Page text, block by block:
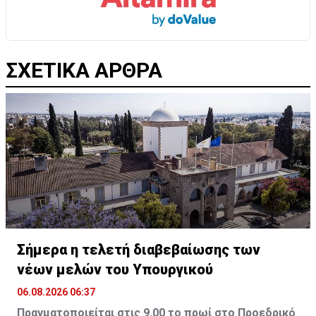
ΣΧΕΤΙΚΑ ΑΡΘΡΑ
Σήμερα η τελετή διαβεβαίωσης των
νέων μελών του Υπουργικού
06.08.2026 06:37
Πραγματοποιείται στις 9.00 το πρωί στο Προεδρικό